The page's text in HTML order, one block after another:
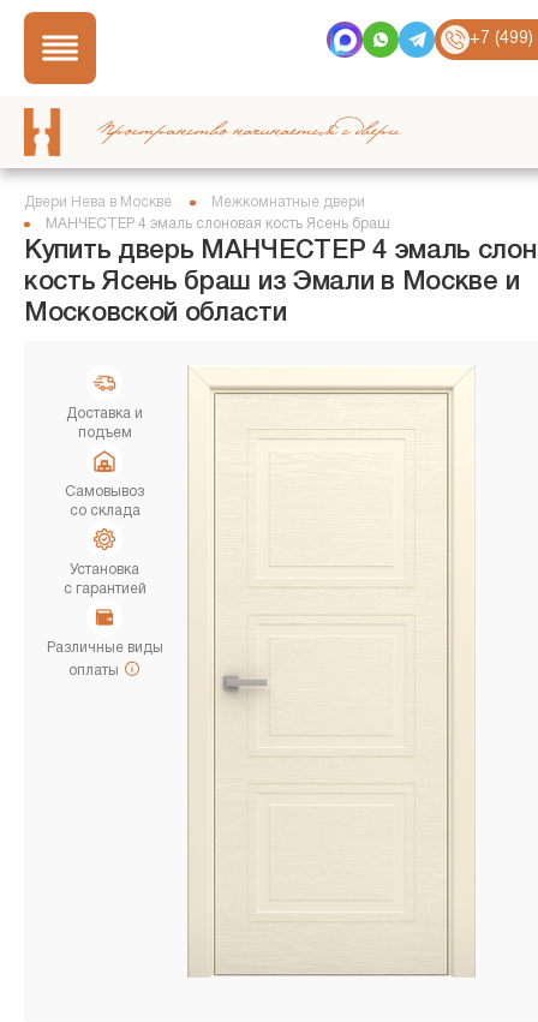
+7
Пространство начинается с двери
Двери Нева в Москве
Межкомнатные двери
МАНЧЕСТЕР 4 эмаль слоновая кость Ясень браш
Купить дверь МАНЧЕСТЕР 4 эмаль
кость Ясень браш из Эмали в Москве и
Московской области
Доставка и
подъем
Самовывоз
со склада
Установка
с гарантией
Различные виды
оплаты